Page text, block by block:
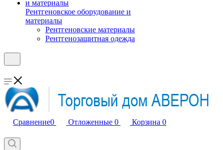
Рентгеновское оборудование и
материалы
Рентгеновские материалы
Рентгенозащитная одежда
Сравнение0 Отложенные 0 Корзина 0